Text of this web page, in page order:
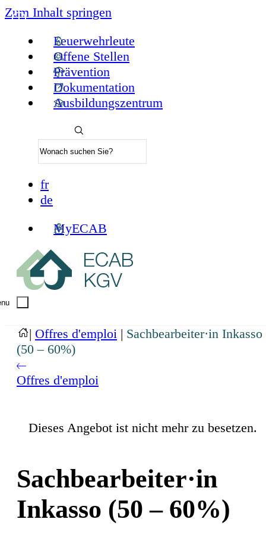
Zum Inhalt springen
Feuerwehrleute
Offene Stellen
Prävention
Dokumentation
Ausbildungszentrum
fr
de
MyECAB
| Offres d'emploi | Sachbearbeiter·in Inkasso
(50 – 60%)
Offres d'emploi
Dieses Angebot ist nicht mehr zu besetzen.
Sachbearbeiter·in
Inkasso (50 – 60%)